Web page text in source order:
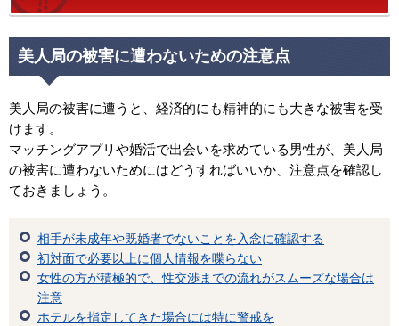
美人局の被害に遭わないための注意点
美人局の被害に遭うと、経済的にも精神的にも大きな被害を受
けます。
マッチングアプリや婚活で出会いを求めている男性が、美人局
の被害に遭わないためにはどうすればいいか、注意点を確認し
ておきましょう。
相手が未成年や既婚者でないことを入念に確認する
初対面で必要以上に個人情報を喋らない
女性の方が積極的で、性交渉までの流れがスムーズな場合は
注意
ホテルを指定してきた場合には特に警戒を